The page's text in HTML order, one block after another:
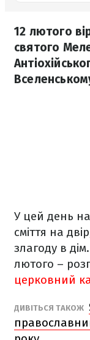
12 лютого
святого
У цей день
сміття на
злагоду в
лютого –
церковний
ДИВІТЬСЯ ТАКОЖ